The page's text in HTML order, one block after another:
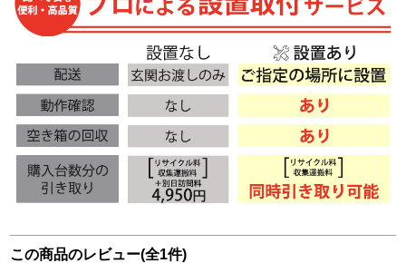
この商品のレビュー(全1件)